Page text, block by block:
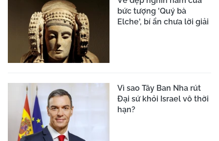
bức tượng 'Quý bà
Elche', bí ẩn chưa lời giải
Vì sao Tây Ban Nha rút
Đại sứ khỏi Israel vô thời
hạn?